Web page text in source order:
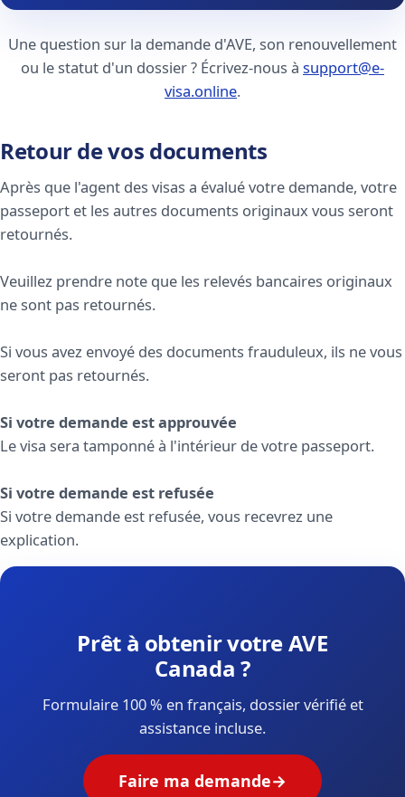
Une question sur la demande d'AVE, son renouvellement
ou le statut d'un dossier ? Écrivez-nous à support@e-
visa.online.
Retour de vos documents
Après que l'agent des visas a évalué votre demande, votre
passeport et les autres documents originaux vous seront
retournés.
Veuillez prendre note que les relevés bancaires originaux
ne sont pas retournés.
Si vous avez envoyé des documents frauduleux, ils ne vous
seront pas retournés.
Si votre demande est approuvée
Le visa sera tamponné à l'intérieur de votre passeport.
Si votre demande est refusée
Si votre demande est refusée, vous recevrez une
explication.
Prêt à obtenir votre AVE
Canada ?
Formulaire 100 % en français, dossier vérifié et
assistance incluse.
Faire ma demande→